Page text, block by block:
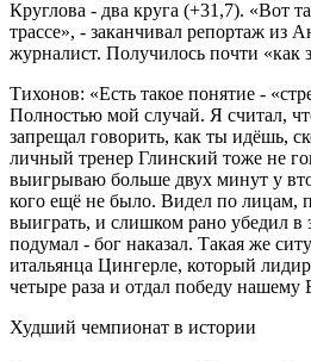
Круглова - два круга (+31,7). «Вот
трассе», - заканчивал репортаж из
журналист. Получилось почти «как
Тихонов: «Есть такое понятие -
Полностью мой случай. Я считал,
запрещал говорить, как ты идёшь,
личный тренер Глинский тоже не
выигрываю больше двух минут у
кого ещё не было. Видел по лицам,
выиграть, и слишком рано убедил в
подумал - бог наказал. Такая же
итальянца Цингерле, который
четыре раза и отдал победу
Худший чемпионат в истории